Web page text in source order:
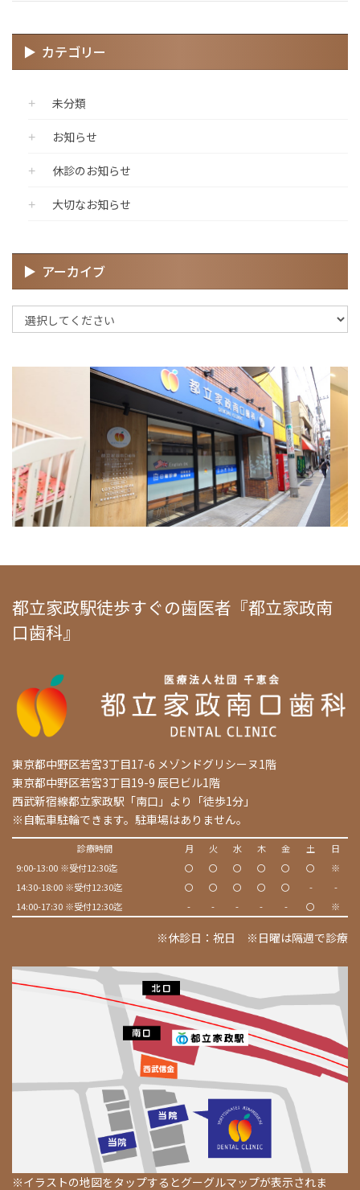
カテゴリー
未分類
お知らせ
休診のお知らせ
大切なお知らせ
アーカイブ
都立家政駅徒歩すぐの歯医者『都立家政南
口歯科』
東京都中野区若宮3丁目17-6 メゾンドグリシーヌ1階
東京都中野区若宮3丁目19-9 辰巳ビル1階
西武新宿線都立家政駅「南口」より「徒歩1分」
※自転車駐輪できます。駐車場はありません。
診療時間 月 火 水 木 金 土
日
9:00-13:00 ※受付12:30迄
〇 〇 〇 〇 〇 〇
※
14:30-18:00 ※受付12:30迄
〇 〇 〇 〇 〇 -
-
14:00-17:30 ※受付12:30迄
- - - - - 〇 ※
※休診日：祝日 ※日曜は隔週で診療
※イラストの地図をタップするとグーグルマップが表示されま